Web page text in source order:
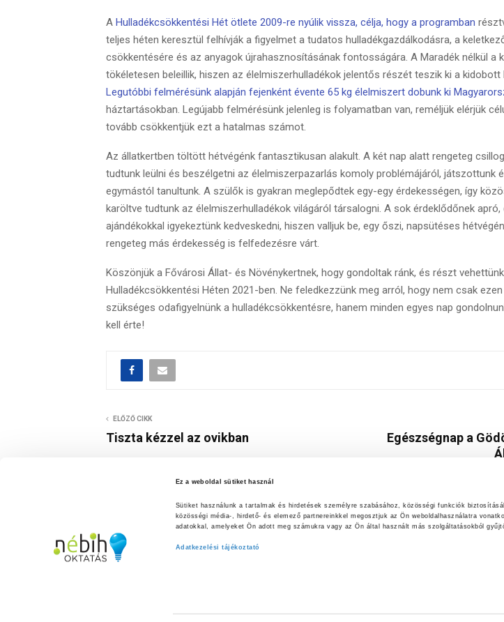
Ez a weboldal sütiket használ
Sütiket használunk a tartalmak és hirdetések személyre szabásához, közösségi funkciók
közösségi média-, hirdető- és elemező partnereinkkel megosztjuk az Ön weboldalhasználatra
adatokkal, amelyeket Ön adott meg számukra vagy az Ön által használt más szolgáltatásokból
Adatkezelési tájékoztató
A Hulladékcsökkentési Hét ötlete 2009-re nyúlik vissza, célja, hogy a programban
teljes héten keresztül felhívják a figyelmet a tudatos hulladékgazdálkodásra, a
csökkentésére és az anyagok újrahasznosításának fontosságára. A Maradék nélkül a
tökéletesen beleillik, hiszen az élelmiszerhulladékok jelentős részét teszik ki a kidobott
Legutóbbi felmérésünk alapján fejenként évente 65 kg élelmiszert dobunk ki
háztartásokban. Legújabb felmérésünk jelenleg is folyamatban van, reméljük elérjük
tovább csökkentjük ezt a hatalmas számot.
Az állatkertben töltött hétvégénk fantasztikusan alakult. A két nap alatt rengeteg
tudtunk leülni és beszélgetni az élelmiszerpazarlás komoly problémájáról, játszottunk
egymástól tanultunk. A szülők is gyakran meglepődtek egy-egy érdekességen, így
karöltve tudtunk az élelmiszerhulladékok világáról társalogni. A sok érdeklődőnek
ajándékokkal igyekeztünk kedveskedni, hiszen valljuk be, egy őszi, napsütéses
rengeteg más érdekesség is felfedezésre várt.
Köszönjük a Fővárosi Állat- és Növénykertnek, hogy gondoltak ránk, és részt
Hulladékcsökkentési Héten 2021-ben. Ne feledkezzünk meg arról, hogy nem csak
szükséges odafigyelnünk a hulladékcsökkentésre, hanem minden egyes nap
kell érte!
ELŐZŐ CIKK
Tiszta kézzel az ovikban
Egészségnap a